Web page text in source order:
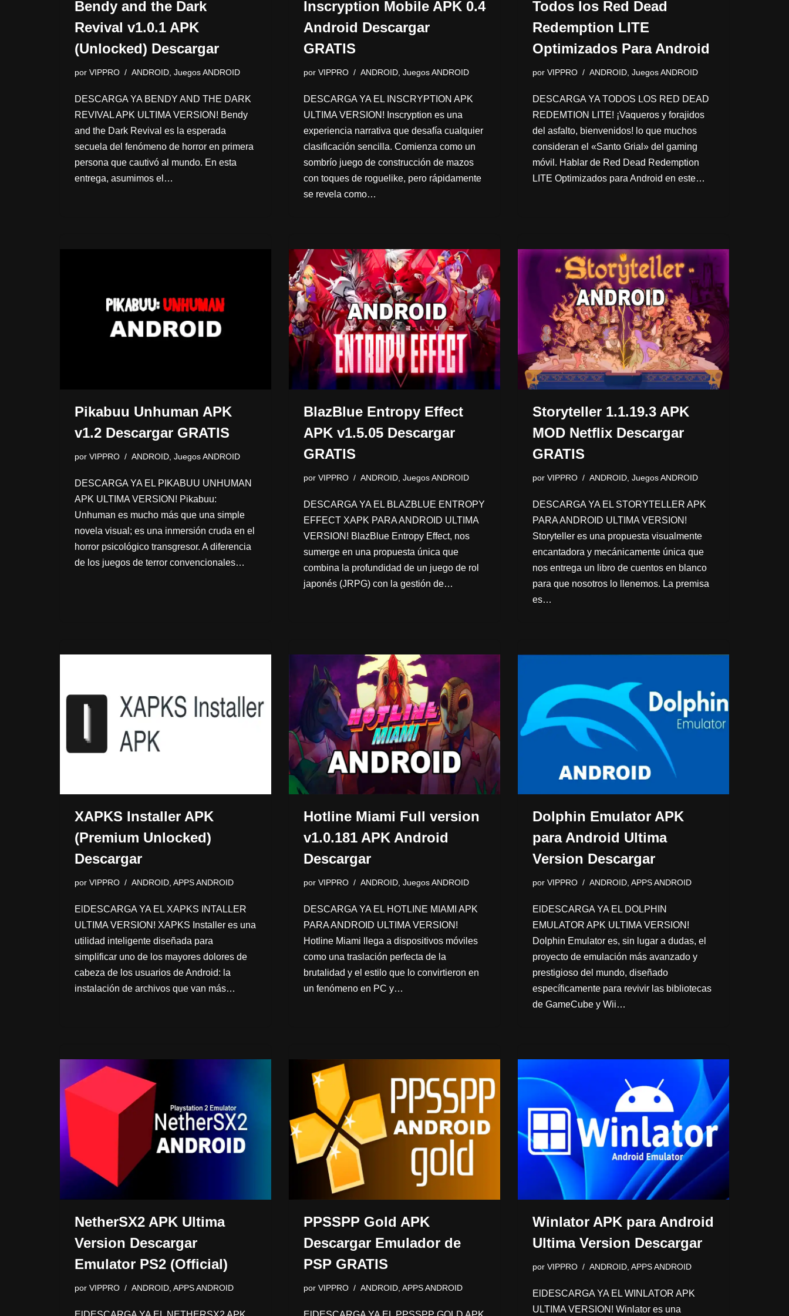
Bendy and the Dark
Revival v1.0.1 APK
(Unlocked) Descargar
por VIPPRO ANDROID, Juegos ANDROID
DESCARGA YA BENDY AND THE DARK
REVIVAL APK ULTIMA VERSION! Bendy
and the Dark Revival es la esperada
secuela del fenómeno de horror en primera
persona que cautivó al mundo. En esta
entrega, asumimos el…
Inscryption Mobile APK 0.4
Android Descargar
GRATIS
por VIPPRO ANDROID, Juegos ANDROID
DESCARGA YA EL INSCRYPTION APK
ULTIMA VERSION! Inscryption es una
experiencia narrativa que desafía cualquier
clasificación sencilla. Comienza como un
sombrío juego de construcción de mazos
con toques de roguelike, pero rápidamente
se revela como…
Todos los Red Dead
Redemption LITE
Optimizados Para Android
por VIPPRO ANDROID, Juegos ANDROID
DESCARGA YA TODOS LOS RED DEAD
REDEMTION LITE! ¡Vaqueros y forajidos
del asfalto, bienvenidos! lo que muchos
consideran el «Santo Grial» del gaming
móvil. Hablar de Red Dead Redemption
LITE Optimizados para Android en este…
Pikabuu Unhuman APK
v1.2 Descargar GRATIS
por VIPPRO ANDROID Juegos ANDROID
DESCARGA YA EL PIKABUU UNHUMAN
APK ULTIMA VERSION! Pikabuu:
Unhuman es mucho más que una simple
novela visual; es una inmersión cruda en el
horror psicológico transgresor. A diferencia
de los juegos de terror convencionales…
BlazBlue Entropy Effect
APK v1.5.05 Descargar
GRATIS
por VIPPRO ANDROID Juegos ANDROID
DESCARGA YA EL BLAZBLUE ENTROPY
EFFECT XAPK PARA ANDROID ULTIMA
VERSION! BlazBlue Entropy Effect, nos
sumerge en una propuesta única que
combina la profundidad de un juego de rol
japonés (JRPG) con la gestión de…
Storyteller 1.1.19.3 APK
MOD Netflix Descargar
GRATIS
por VIPPRO ANDROID Juegos ANDROID
DESCARGA YA EL STORYTELLER APK
PARA ANDROID ULTIMA VERSION!
Storyteller es una propuesta visualmente
encantadora y mecánicamente única que
nos entrega un libro de cuentos en blanco
para que nosotros lo llenemos. La premisa
es…
XAPKS Installer APK
(Premium Unlocked)
Descargar
por VIPPRO ANDROID APPS ANDROID
ElDESCARGA YA EL XAPKS INTALLER
ULTIMA VERSION! XAPKS Installer es una
utilidad inteligente diseñada para
simplificar uno de los mayores dolores de
cabeza de los usuarios de Android: la
instalación de archivos que van más…
Hotline Miami Full version
v1.0.181 APK Android
Descargar
por VIPPRO ANDROID Juegos ANDROID
DESCARGA YA EL HOTLINE MIAMI APK
PARA ANDROID ULTIMA VERSION!
Hotline Miami llega a dispositivos móviles
como una traslación perfecta de la
brutalidad y el estilo que lo convirtieron en
un fenómeno en PC y…
Dolphin Emulator APK
para Android Ultima
Version Descargar
por VIPPRO ANDROID APPS ANDROID
ElDESCARGA YA EL DOLPHIN
EMULATOR APK ULTIMA VERSION!
Dolphin Emulator es, sin lugar a dudas, el
proyecto de emulación más avanzado y
prestigioso del mundo, diseñado
específicamente para revivir las bibliotecas
de GameCube y Wii…
NetherSX2 APK Ultima
Version Descargar
Emulator PS2 (Official)
por VIPPRO ANDROID APPS ANDROID
PPSSPP Gold APK
Descargar Emulador de
PSP GRATIS
por VIPPRO ANDROID APPS ANDROID
Winlator APK para Android
Ultima Version Descargar
por VIPPRO ANDROID APPS ANDROID
ElDESCARGA YA EL WINLATOR APK
ULTIMA VERSION! Winlator es una